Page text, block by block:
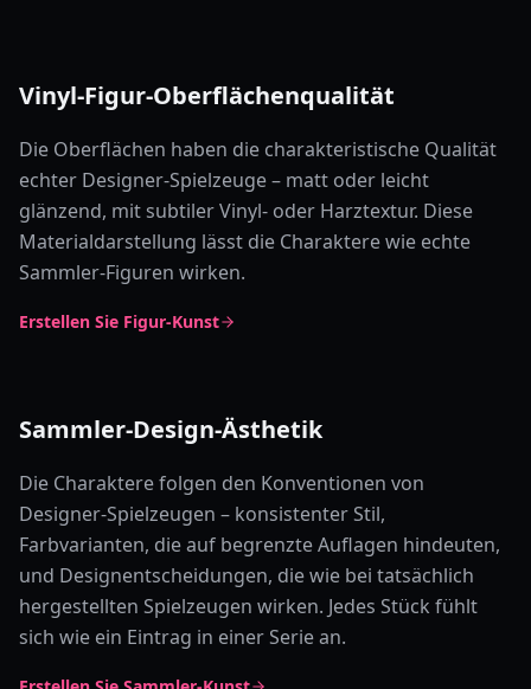
Vinyl-Figur-Oberflächenqualität
Die Oberflächen haben die charakteristische Qualität
echter Designer-Spielzeuge – matt oder leicht
glänzend, mit subtiler Vinyl- oder Harztextur. Diese
Materialdarstellung lässt die Charaktere wie echte
Sammler-Figuren wirken.
Erstellen Sie Figur-Kunst
Sammler-Design-Ästhetik
Die Charaktere folgen den Konventionen von
Designer-Spielzeugen – konsistenter Stil,
Farbvarianten, die auf begrenzte Auflagen hindeuten,
und Designentscheidungen, die wie bei tatsächlich
hergestellten Spielzeugen wirken. Jedes Stück fühlt
sich wie ein Eintrag in einer Serie an.